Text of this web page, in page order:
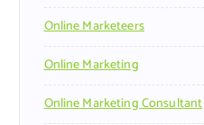
Online Marketeers
Online Marketing
Online Marketing Consultant